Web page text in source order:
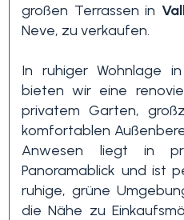
großen Terrassen in
Neve, zu verkaufen.
In ruhiger Wohnlage
bieten wir eine
privatem Garten,
komfortablen
Anwesen liegt in
Panoramablick und ist
ruhige, grüne
die Nähe zu
Schlafzimmer
min.
Alle